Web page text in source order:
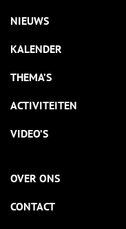
NIEUWS
KALENDER
THEMA’S
ACTIVITEITEN
VIDEO’S
OVER ONS
CONTACT